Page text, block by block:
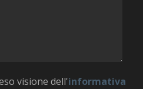
visione dell'informativa